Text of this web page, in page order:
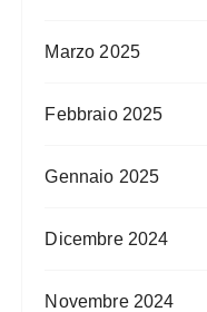
Marzo 2025
Febbraio 2025
Gennaio 2025
Dicembre 2024
Novembre 2024